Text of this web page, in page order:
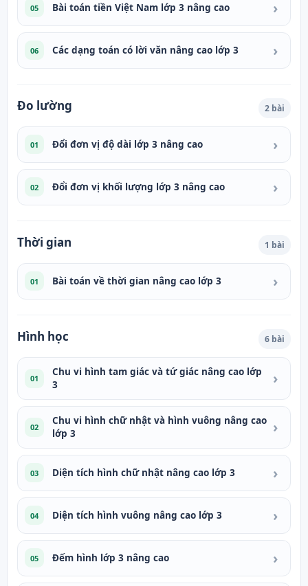
05 Bài toán tiền Việt Nam lớp 3 nâng cao ›
06 Các dạng toán có lời văn nâng cao lớp 3 ›
Đo lường 2 bài
01 Đổi đơn vị độ dài lớp 3 nâng cao ›
02 Đổi đơn vị khối lượng lớp 3 nâng cao ›
Thời gian 1 bài
01 Bài toán về thời gian nâng cao lớp 3 ›
Hình học 6 bài
01
Chu vi hình tam giác và tứ giác nâng cao lớp
3
›
02
Chu vi hình chữ nhật và hình vuông nâng cao
lớp 3
›
03 Diện tích hình chữ nhật nâng cao lớp 3 ›
04 Diện tích hình vuông nâng cao lớp 3 ›
05 Đếm hình lớp 3 nâng cao ›